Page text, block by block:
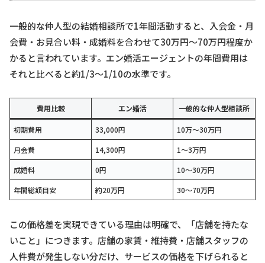
一般的な仲人型の結婚相談所で1年間活動すると、入会金・月
会費・お見合い料・成婚料を合わせて30万円〜70万円程度か
かると言われています。エン婚活エージェントの年間費用は
それと比べると約1/3〜1/10の水準です。
費用比較 エン婚活 一般的な仲人型相談所
初期費用 33,000円
10万〜30万円
月会費
14,300円
1〜3万円
成婚料
0円
10〜30万円
年間総額目安
約20万円 30〜70万円
この価格差を実現できている理由は明確で、「店舗を持たな
いこと」につきます。店舗の家賃・維持費・店舗スタッフの
人件費が発生しない分だけ、サービスの価格を下げられると